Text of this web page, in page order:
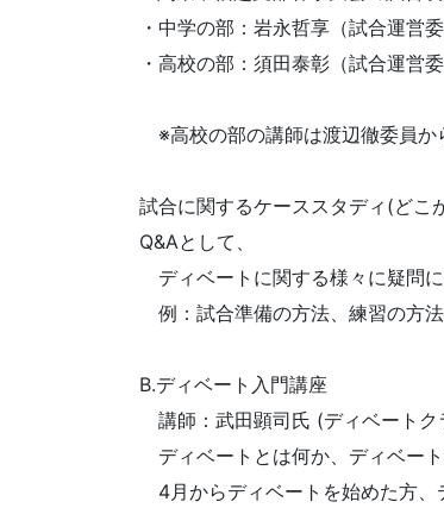
・中学の部：岩永哲享（試合運営委
・高校の部：須田泰彰（試合運営委
※高校の部の講師は渡辺徹委員か
試合に関するケーススタディ(どこ
Q&Aとして、
ディベートに関する様々に疑問に
例：試合準備の方法、練習の方
B.ディベート入門講座
講師：武田顕司氏 (ディベートク
ディベートとは何か、ディベー
4月からディベートを始めた方、